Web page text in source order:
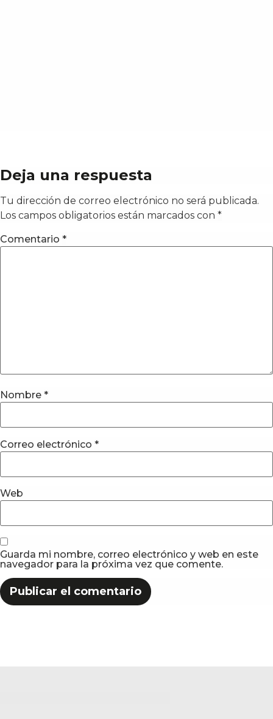
Deja una respuesta
Tu dirección de correo electrónico no será publicada.
Los campos obligatorios están marcados con *
Comentario *
Nombre *
Correo electrónico *
Web
Guarda mi nombre, correo electrónico y web en este
navegador para la próxima vez que comente.